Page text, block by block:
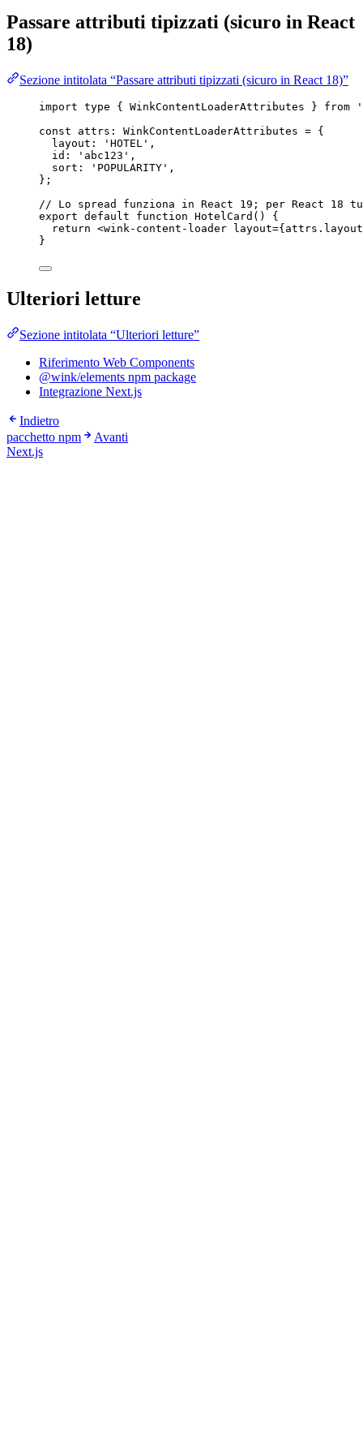
Passare attributi tipizzati (sicuro in React
18)
Sezione intitolata “Passare attributi tipizzati (sicuro in React 18)”
import type { WinkContentLoaderAttributes } from
'
const attrs : WinkContentLoaderAttributes = {
layout:
' HOTEL ' ,
id:
' abc123 ' ,
sort:
' POPULARITY ' ,
} ;
// Lo spread funziona in React 19; per React 18
export default function HotelCard ()
{
return <wink-content-loader layout={ attrs . layout
}
Ulteriori letture
Sezione intitolata “Ulteriori letture”
Riferimento Web Components
@wink/elements npm package
Integrazione Next.js
Indietro
pacchetto npm
Avanti
Next.js